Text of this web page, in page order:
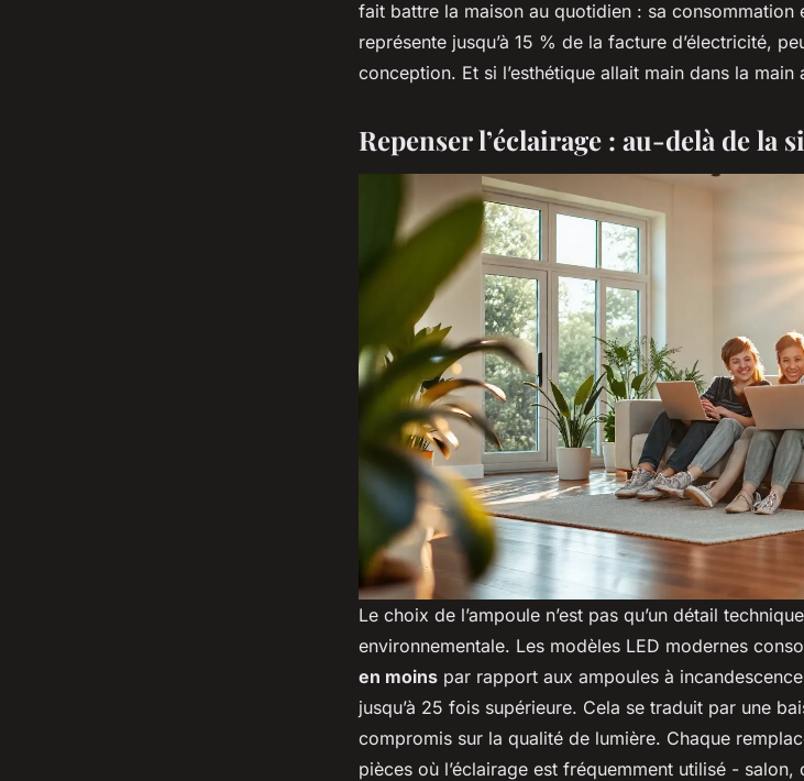
fait battre la maison au quotidien : sa consommation
représente jusqu’à 15 % de la facture d’électricité,
conception. Et si l’esthétique allait main dans la main
Repenser l’éclairage : au-delà de la
Le choix de l’ampoule n’est pas qu’un détail
environnementale. Les modèles LED modernes
en moins par rapport aux ampoules à
jusqu’à 25 fois supérieure. Cela se traduit par une
compromis sur la qualité de lumière. Chaque
pièces où l’éclairage est fréquemment utilisé - salon,